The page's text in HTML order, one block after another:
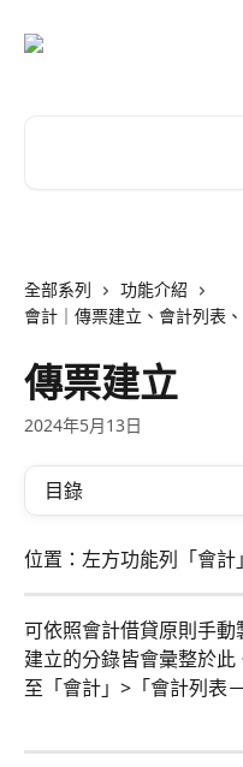
全部系列
功能介紹
會計｜傳票建立、會計列表
傳票建立
2024年5月13日
目錄
位置：左方功能列「會計
可依照會計借貸原則手
建立的分錄皆會彙整於此
至「會計」>「會計列表